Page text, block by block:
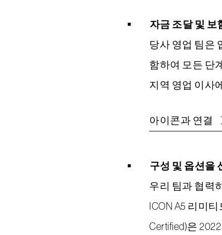
자금 조달 및 보
당사 영업 팀은
함하여 모든 단
지역 영업 이사
아이콘과 연결
구성 및 옵션을
우리 팀과 협력
ICON A5 리미
Certified)은